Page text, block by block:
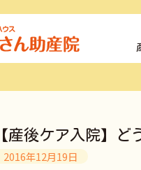
【産後ケア入院】ど
2016年12月19日